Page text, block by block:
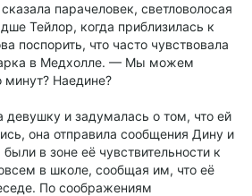
парачеловек, светловолосая
Тейлор, когда приблизилась к
поспорить, что часто чувствовала
в Медхолле. — Мы можем
минут? Наедине?
девушку и задумалась о том, что ей
она отправила сообщения Дину и
в зоне её чувствительности к
в школе, сообщая им, что её
По соображениям